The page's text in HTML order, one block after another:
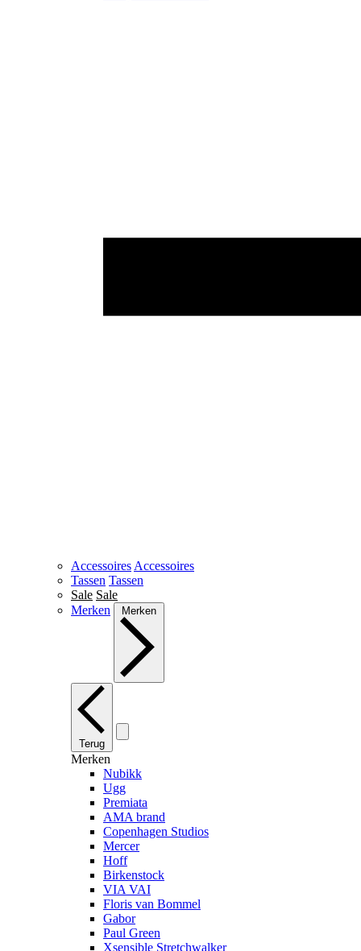
Accessoires Accessoires
Tassen Tassen
Sale Sale
Merken
Merken
Terug
Merken
Nubikk
Ugg
Premiata
AMA brand
Copenhagen Studios
Mercer
Hoff
Birkenstock
VIA VAI
Floris van Bommel
Gabor
Paul Green
Xsensible Stretchwalker